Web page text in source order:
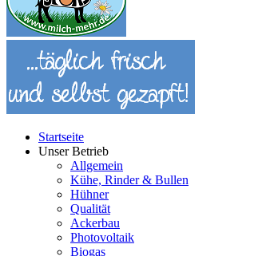
Startseite
Unser Betrieb
Allgemein
Kühe, Rinder & Bullen
Hühner
Qualität
Ackerbau
Photovoltaik
Biogas